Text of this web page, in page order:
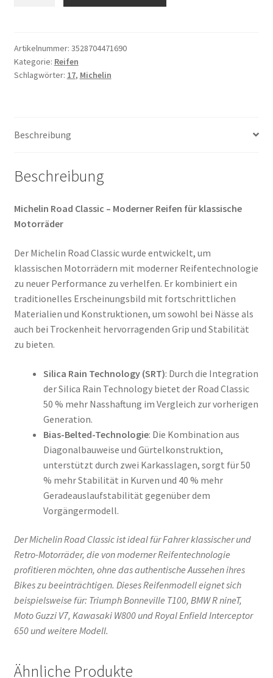
B
17
57V
Artikelnummer: 3528704471690
Kategorie: Reifen
Schlagwörter: 17, Michelin
Beschreibung
Beschreibung
Michelin Road Classic – Moderner Reifen für klassische
Motorräder
Der Michelin Road Classic wurde entwickelt, um
klassischen Motorrädern mit moderner Reifentechnologie
zu neuer Performance zu verhelfen. Er kombiniert ein
traditionelles Erscheinungsbild mit fortschrittlichen
Materialien und Konstruktionen, um sowohl bei Nässe als
auch bei Trockenheit hervorragenden Grip und Stabilität
zu bieten.
Silica Rain Technology (SRT): Durch die Integration
der Silica Rain Technology bietet der Road Classic
50 % mehr Nasshaftung im Vergleich zur vorherigen
Generation.
Bias-Belted-Technologie: Die Kombination aus
Diagonalbauweise und Gürtelkonstruktion,
unterstützt durch zwei Karkasslagen, sorgt für 50
% mehr Stabilität in Kurven und 40 % mehr
Geradeauslaufstabilität gegenüber dem
Vorgängermodell.
Der Michelin Road Classic ist ideal für Fahrer klassischer und
Retro-Motorräder, die von moderner Reifentechnologie
profitieren möchten, ohne das authentische Aussehen ihres
Bikes zu beeinträchtigen. Dieses Reifenmodell eignet sich
beispielsweise für: Triumph Bonneville T100, BMW R nineT,
Moto Guzzi V7, Kawasaki W800 und Royal Enfield Interceptor
650 und weitere Modell.
Ähnliche Produkte